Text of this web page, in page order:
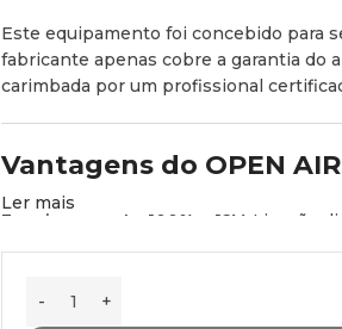
Este equipamento foi concebido para
fabricante apenas cobre a garantia do
carimbada por um profissional
Vantagens do OPEN
Funcionamento 100% a 12V: Ligação
necessidade de inversores de corrente.
Tecnologia Full Inverter:
inverter, garantindo arranques suaves
Ler mais